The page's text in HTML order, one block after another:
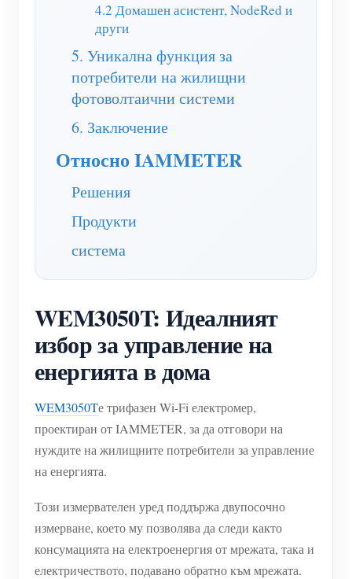
4.2 Домашен асистент, NodeRed и
други
5. Уникална функция за
потребители на жилищни
фотоволтаични системи
6. Заключение
Относно IAMMETER
Решения
Продукти
система
WEM3050T: Идеалният
избор за управление на
енергията в дома
WEM3050Tе трифазен Wi-Fi електромер,
проектиран от IAMMETER, за да отговори на
нуждите на жилищните потребители за управление
на енергията.
Този измервателен уред поддържа двупосочно
измерване, което му позволява да следи както
консумацията на електроенергия от мрежата, така и
електричеството, подавано обратно към мрежата.